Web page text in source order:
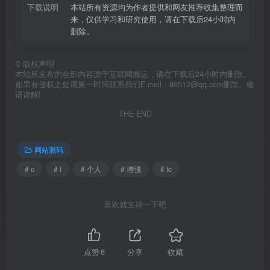
下载说明
本站所有资源均为作者提供和网友推荐收集整理而
来，仅供学习和研究使用，请在下载后24小时内
删除。
© 版权声明
本站所发布的全部内容源于互联网搬运，请在下载后24小时内删除。
如果有侵权之处请第一时间联系我们E-mail：86512@qq.com删除。敬
请谅解!
THE END
网站源码
# c
# t # 个人 # 增强 # tc
喜欢就支持一下吧
点赞6 分享 收藏